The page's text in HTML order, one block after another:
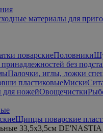
материалы для
поварскиеПоловники
без
Палочки, иглы, ложки
пластиковыеМиски
для ножейОвощечистки
Щипцы поварские
33,5x3,5см DE'NASTIA